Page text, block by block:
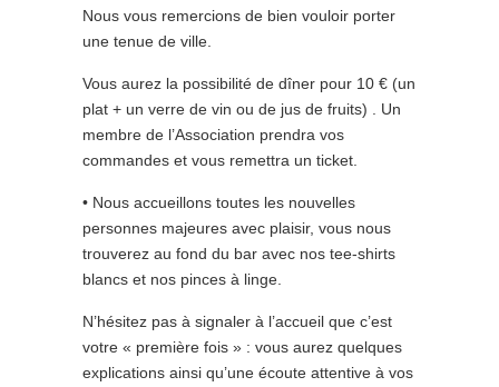
Nous vous remercions de bien vouloir porter
une tenue de ville.
Vous aurez la possibilité de dîner pour 10 € (un
plat + un verre de vin ou de jus de fruits) . Un
membre de l’Association prendra vos
commandes et vous remettra un ticket.
• Nous accueillons toutes les nouvelles
personnes majeures avec plaisir, vous nous
trouverez au fond du bar avec nos tee-shirts
blancs et nos pinces à linge.
N’hésitez pas à signaler à l’accueil que c’est
votre « première fois » : vous aurez quelques
explications ainsi qu’une écoute attentive à vos